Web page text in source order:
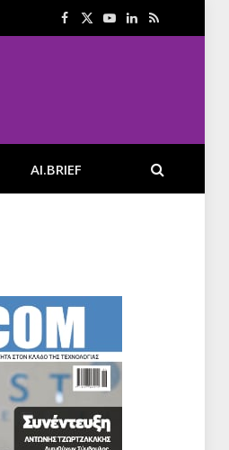
Facebook
X
YouTube
LinkedIn
RSS
AI.BRIEF